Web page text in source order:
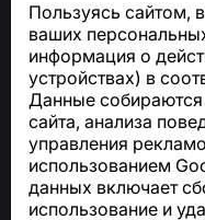
Пользуясь сайтом,
ваших
информация о
устройствах) в
Данные
сайта, анализа
управления
использованием
данных включает
использование и
Для запросов по
Центр поддержки
Новости и статьи
О проекте
Контакты